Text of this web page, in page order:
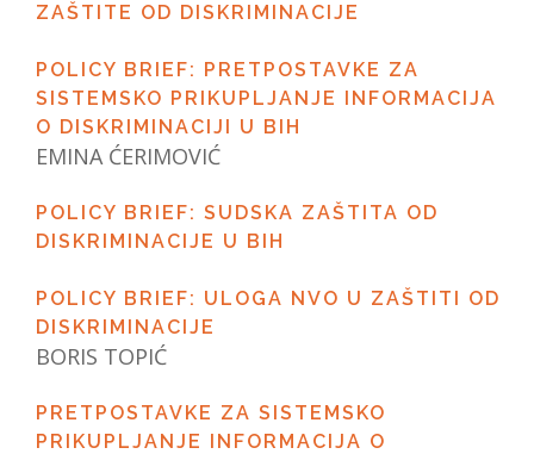
ZAŠTITE OD DISKRIMINACIJE
POLICY BRIEF: PRETPOSTAVKE ZA
SISTEMSKO PRIKUPLJANJE INFORMACIJA
O DISKRIMINACIJI U BIH
EMINA ĆERIMOVIĆ
POLICY BRIEF: SUDSKA ZAŠTITA OD
DISKRIMINACIJE U BIH
POLICY BRIEF: ULOGA NVO U ZAŠTITI OD
DISKRIMINACIJE
BORIS TOPIĆ
PRETPOSTAVKE ZA SISTEMSKO
PRIKUPLJANJE INFORMACIJA O